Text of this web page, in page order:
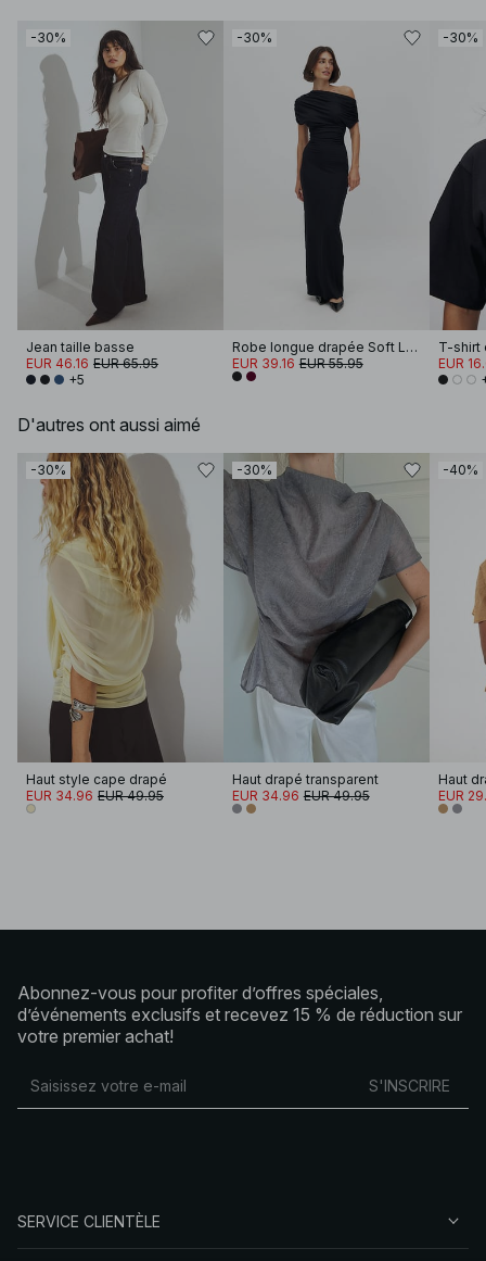
-30%
Jean taille basse
EUR 46.16 EUR 65.95
+5
-30%
Robe longue drapée Soft Line
EUR 39.16 EUR 55.95
-30%
EUR
D'autres ont aussi aimé
-30%
Haut style cape drapé
EUR 34.96 EUR 49.95
-30%
Haut drapé transparent
EUR 34.96 EUR 49.95
-40%
Haut
EUR
Abonnez-vous pour profiter d’offres spéciales,
d’événements exclusifs et recevez 15 % de réduction sur
votre premier achat!
S'INSCRIRE
SERVICE CLIENTÈLE